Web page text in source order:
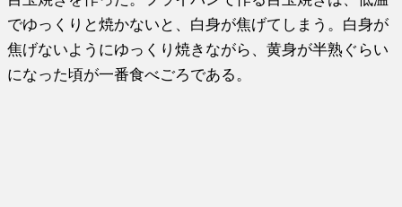
でゆっくりと焼かないと、白身が焦げてしまう。白身が
焦げないようにゆっくり焼きながら、黄身が半熟ぐらい
になった頃が一番食べごろである。